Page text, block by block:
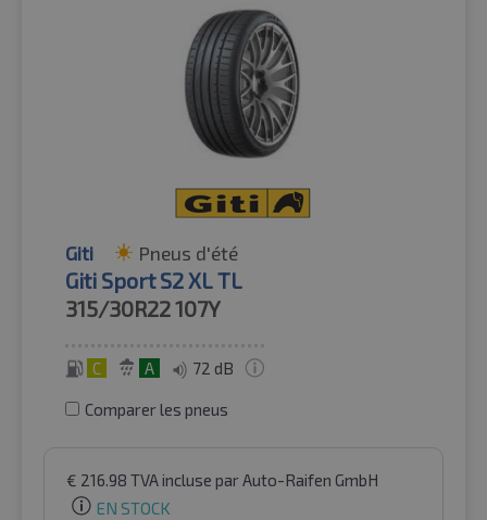
Giti Pneus d'été
Giti Sport S2 XL TL
315/30R22107Y
C A 72 dB
Comparer les pneus
€ 216.98 TVA incluse par Auto-Raifen GmbH
EN STOCK